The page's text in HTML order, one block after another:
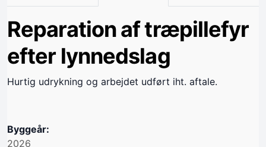
Reparation af træpillefyr
efter lynnedslag
Hurtig udrykning og arbejdet udført iht. aftale.
Byggeår:
2026